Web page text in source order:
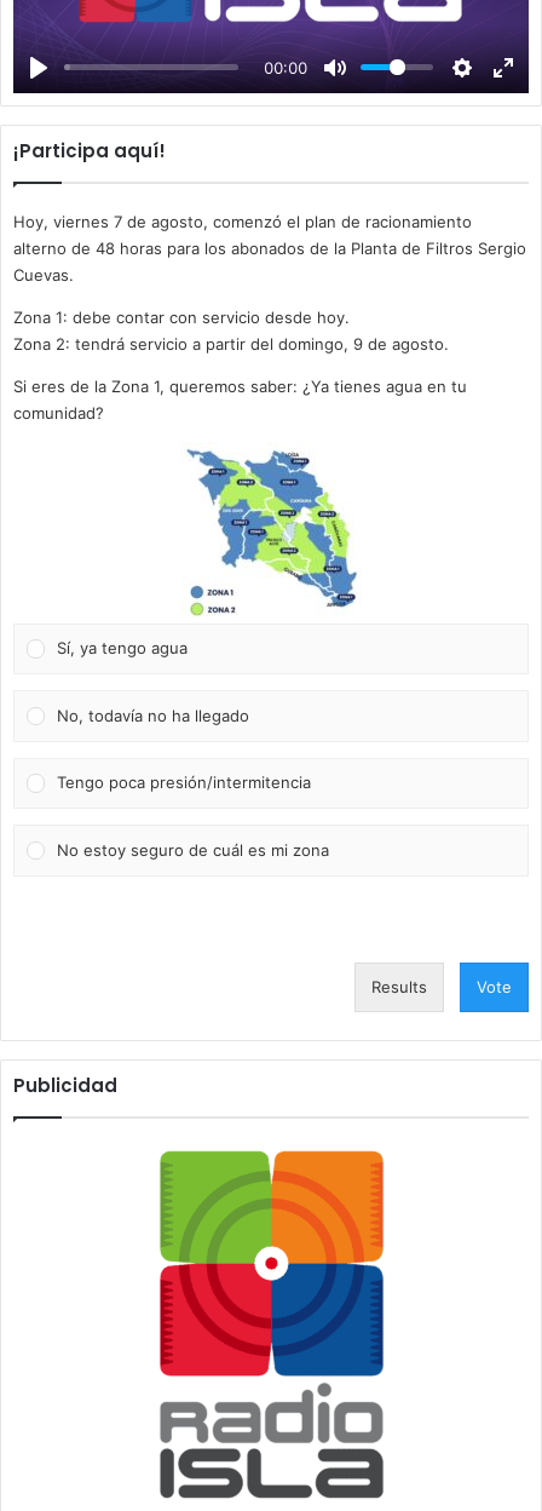
00:00
a
y
¡Participa aquí!
Hoy, viernes 7 de agosto, comenzó el plan de racionamiento
alterno de 48 horas para los abonados de la Planta de Filtros Sergio
Cuevas.
Zona 1: debe contar con servicio desde hoy.
Zona 2: tendrá servicio a partir del domingo, 9 de agosto.
Si eres de la Zona 1, queremos saber: ¿Ya tienes agua en tu
comunidad?
Sí, ya tengo agua
No, todavía no ha llegado
Tengo poca presión/intermitencia
No estoy seguro de cuál es mi zona
Results Vote
Publicidad